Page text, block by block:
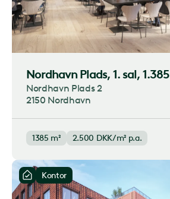
Nordhavn Plads, 1. sal,
Nordhavn Plads 2
2150 Nordhavn
1385 m² 2.500 DKK/m² p.a.
Kontor